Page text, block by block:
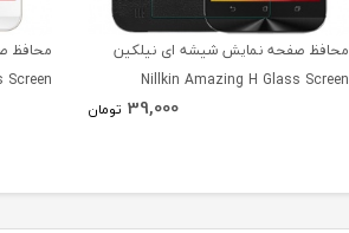
محافظ صفحه نمایش شیشه ای نیلکین
Nillkin Amazing H Glass Screen
Protector For Asus Zenfone Zoom
39,000 تومان
محافظ
Max